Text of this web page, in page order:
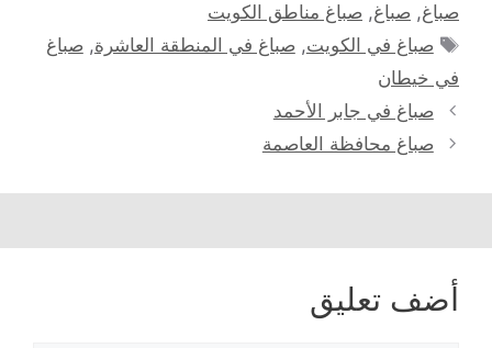
صباغ, صباغ, صباغ مناطق الكويت
الوسوم
صباغ في الكويت, صباغ في المنطقة العاشرة, صباغ
في خيطان
صباغ في جابر الأحمد
صباغ محافظة العاصمة
أضف تعليق